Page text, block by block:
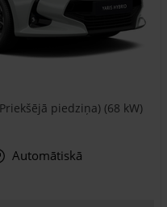
piedziņa) (68 kW)
Automātiskā